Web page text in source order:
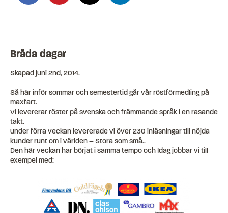
Bråda dagar
Skapad juni 2nd, 2014.
Så här inför sommar och semestertid går vår röstförmedling på
maxfart.
Vi levererar röster på svenska och främmande språk i en rasande
takt.
under förra veckan levererade vi över 230 inläsningar till nöjda
kunder runt om i världen – Stora som små..
Den här veckan har börjat i samma tempo och Idag jobbar vi till
exempel med: